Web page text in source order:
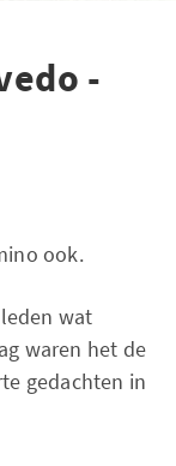
-
ook.
wat
waren het de
gedachten in